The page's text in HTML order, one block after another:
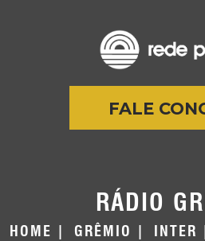
FALE
RÁDIO
HOME GRÊMIO INTER